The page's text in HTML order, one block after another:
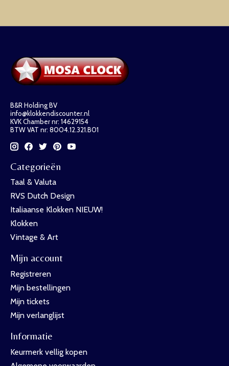
B&R Holding BV
info@klokkendiscounter.nl
KVK Chamber nr: 14629154
BTW VAT nr: 8004.12.321.B01
Categorieën
Taal & Valuta
RVS Dutch Design
Italiaanse Klokken NIEUW!
Klokken
Vintage & Art
Mijn account
Registreren
Mijn bestellingen
Mijn tickets
Mijn verlanglijst
Informatie
Keurmerk vellig kopen